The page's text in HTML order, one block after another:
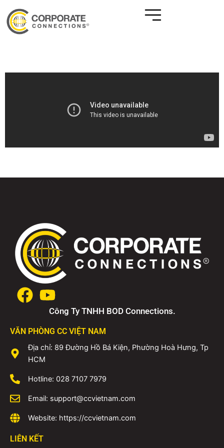
Công Ty TNHH BOD Connections.
VĂN PHÒNG CC VIỆT NAM
Địa chỉ: 89 Đường Hồ Bá Kiện, Phường Hoà Hưng, Tp
HCM
Hotline: 028 7107 7979
Email: support@ccvietnam.com
Website: https://ccvietnam.com
LIÊN KẾT